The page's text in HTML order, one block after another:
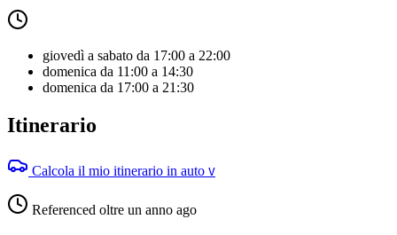
giovedì a sabato da 17:00 a 22:00
domenica da 11:00 a 14:30
domenica da 17:00 a 21:30
Itinerario
Calcola il mio itinerario in auto V
Referenced oltre un anno ago